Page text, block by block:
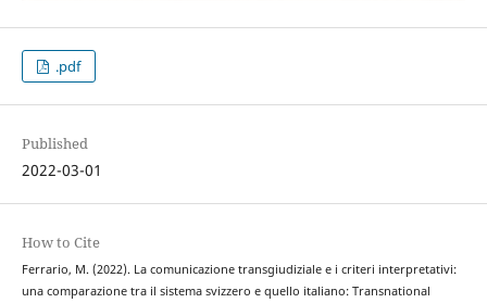
.pdf
Published
2022-03-01
How to Cite
Ferrario, M. (2022). La comunicazione transgiudiziale e i criteri interpretativi:
una comparazione tra il sistema svizzero e quello italiano: Transnational